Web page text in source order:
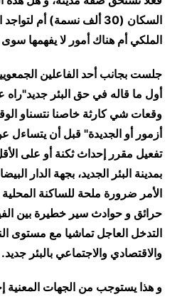
السكان (30 ألف نسمة) أم
الملكي أم هناك أمور لا يفهمها
جلست بجانب أحد الفاعلين
أول ما قاله في حق البئر جديد"راه
وقعات شي كارثة خاصنا نتسناو
أزمور أو الجديدة" قبل أن يتساءل
تفعيل مقرر إحداث ثكنة أو على
بمدينة البئر الجديد، بجهة الدار
الأمر ضرورة ملحة للساكنة
حرائق و حوادث سير خطيرة بين
التدخل العاجل تماشيا مع مستوى
والاقتصادي والاجتماعي بالبئر جديد.
و هذا يستوجب من الجهات المعنية